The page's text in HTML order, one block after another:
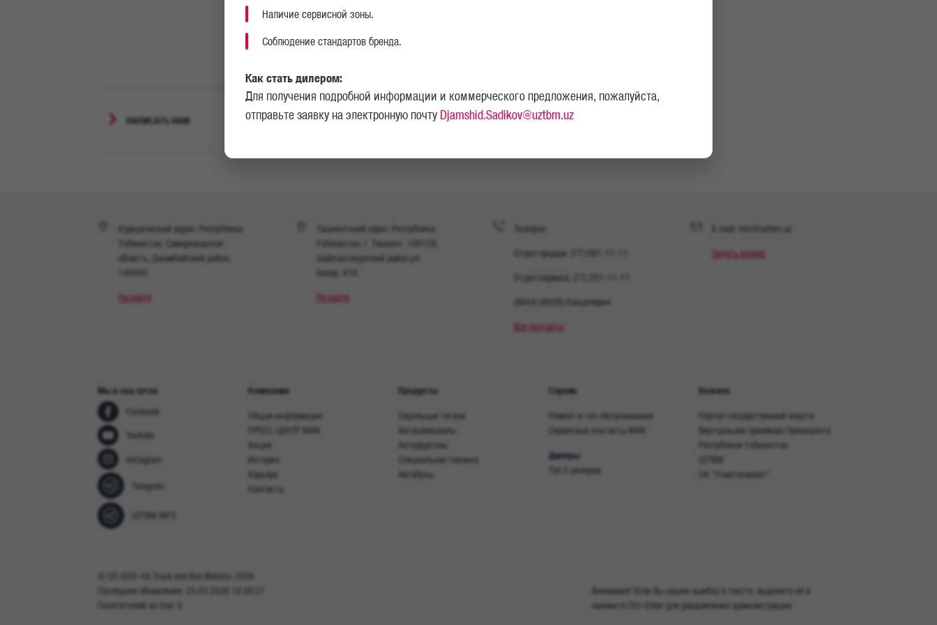
НАПИСАТЬ НАМ
НАЙТИ СЕРВИСНЫЙ ЦЕНТР ИЛИ
Юридический адрес: Республика
Узбекистан, Самаркандская
область, Джамбайский район,
140400
На карте
Ташкентский офис: Республика
Узбекистан, г. Ташкент, 100128,
Шайхантахурский район ул.
Бахор, 41A.
На карте
Телефон:
Отдел продаж: (77) 081-11-11
Отдел сервиса: (77) 251-11-11
(8844) (8839)-Канцелярия
Все контакты
E-mail: info@uztbm.uz
Задать вопрос
Мы в соц сетях
Facebook
Youtube
Instagram
Telegram
UZTBM INFO
Компания
Общая информация
ПРЕСС-ЦЕНТР MAN
Акции
История
Карьера
Контакты
Продукты
Седельные тягачи
Автосамосвалы
Автофургоны
Специальная техника
Автобусы
Сервис
Ремонт и тех обслуживание
Сервисные контакты MAN
Дилеры
Топ 5 дилеров
Важное
Портал госдарственной власти
Виртуальная приемная Президента
Республики Узбекистан
UZTBM
ОА "Узавтосаноат"
© СП ООО «Uz Truck and Bus Motors» 2026
Последнее обновление: 25.03.2026 10:59:27
Посетителей on-line: 3
Внимание! Если Вы нашли ошибку в тексте, выделите её и
нажмите Ctrl+Enter для уведомления администрации
Наличие сервисной зоны.
Соблюдение стандартов бренда.
Как стать дилером:
Для получения подробной информации и коммерческого предложения, пожалуйста,
отправьте заявку на электронную почту Djamshid.Sadikov@uztbm.uz